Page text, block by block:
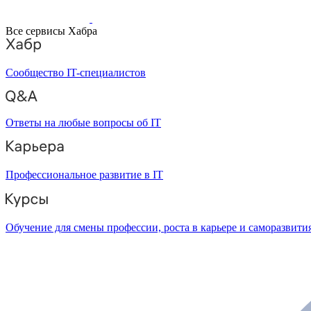
Все сервисы Хабра
Сообщество IT-специалистов
Ответы на любые вопросы об IT
Профессиональное развитие в IT
Обучение для смены профессии, роста в карьере и